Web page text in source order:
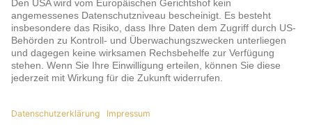
Zahlungsarten & Sicherheit